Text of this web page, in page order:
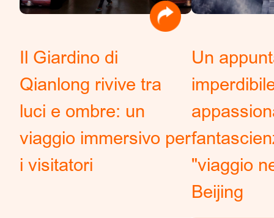
Il Giardino di
Qianlong rivive tra
luci e ombre: un
viaggio immersivo per
i visitatori
Un
"viaggio
Beijing